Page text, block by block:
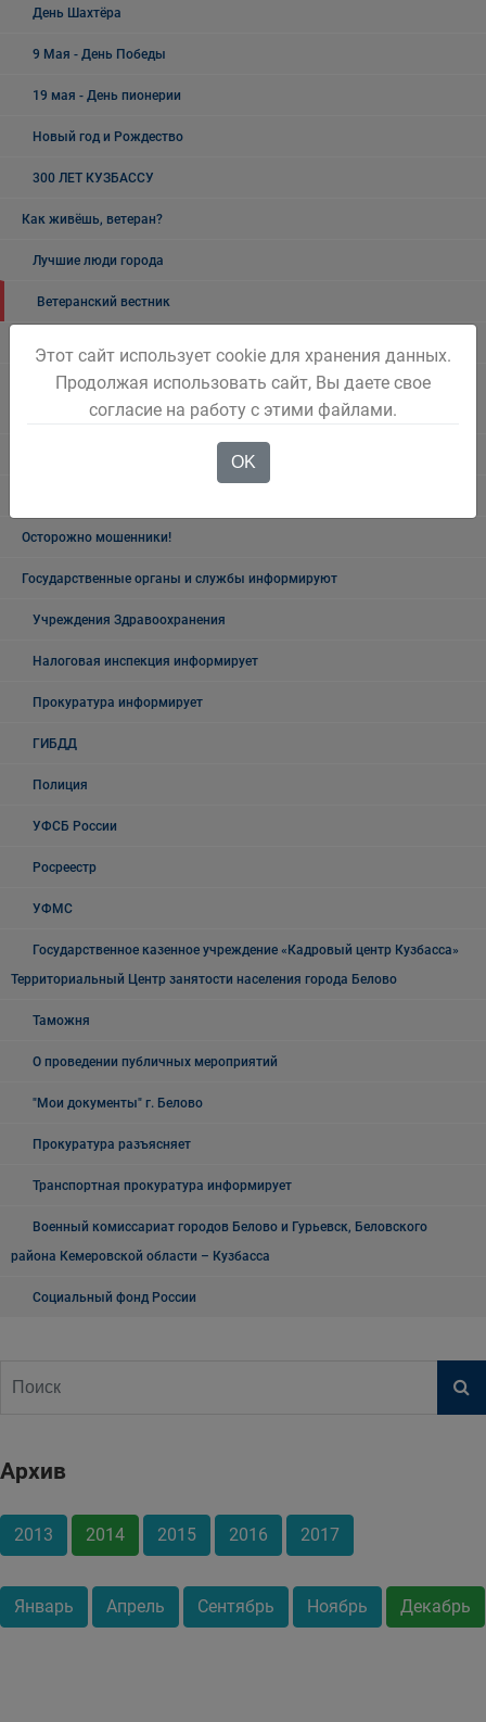
День Шахтёра
9 Мая - День Победы
19 мая - День пионерии
Новый год и Рождество
300 ЛЕТ КУЗБАССУ
Как живёшь, ветеран?
Лучшие люди города
Ветеранский вестник
Памятники, обелиски, монументы, мемориальные комплексы
Беловского городского округа
Осторожно мошенники!
Государственные органы и службы информируют
Учреждения Здравоохранения
Налоговая инспекция информирует
Прокуратура информирует
ГИБДД
Полиция
УФСБ России
Росреестр
УФМС
Государственное казенное учреждение «Кадровый центр Кузбасса»
Территориальный Центр занятости населения города Белово
Таможня
О проведении публичных мероприятий
"Мои документы" г. Белово
Прокуратура разъясняет
Транспортная прокуратура информирует
Военный комиссариат городов Белово и Гурьевск, Беловского
района Кемеровской области – Кузбасса
Социальный фонд России
Архив
2013 2014 2015 2016 2017
Январь Апрель Сентябрь Ноябрь Декабрь
Этот сайт использует cookie для хранения данных.
Продолжая использовать сайт, Вы даете свое
согласие на работу с этими файлами.
OK